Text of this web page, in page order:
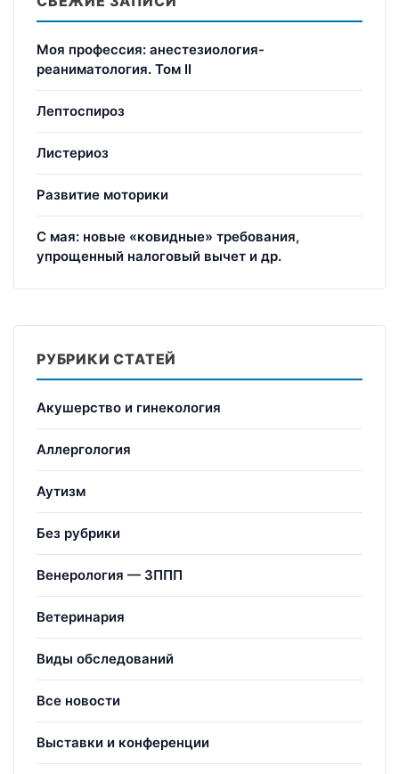
Моя профессия: анестезиология-
реаниматология. Том II
Лептоспироз
Листериоз
Развитие моторики
С мая: новые «ковидные» требования,
упрощенный налоговый вычет и др.
РУБРИКИ СТАТЕЙ
Акушерство и гинекология
Аллергология
Аутизм
Без рубрики
Венерология — ЗППП
Ветеринария
Виды обследований
Все новости
Выставки и конференции